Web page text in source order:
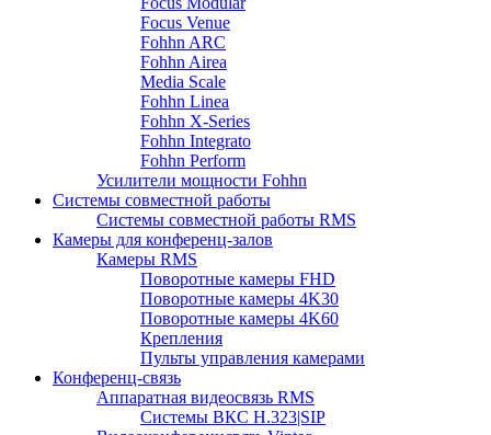
Focus Venue
Fohhn ARC
Fohhn Airea
Media Scale
Fohhn Linea
Fohhn X-Series
Fohhn Integrato
Fohhn Perform
Усилители мощности Fohhn
Системы совместной работы
Системы совместной работы RMS
Камеры для конференц-залов
Камеры RMS
Поворотные камеры FHD
Поворотные камеры 4K30
Поворотные камеры 4K60
Крепления
Пульты управления камерами
Конференц-связь
Аппаратная видеосвязь RMS
Системы ВКС H.323|SIP